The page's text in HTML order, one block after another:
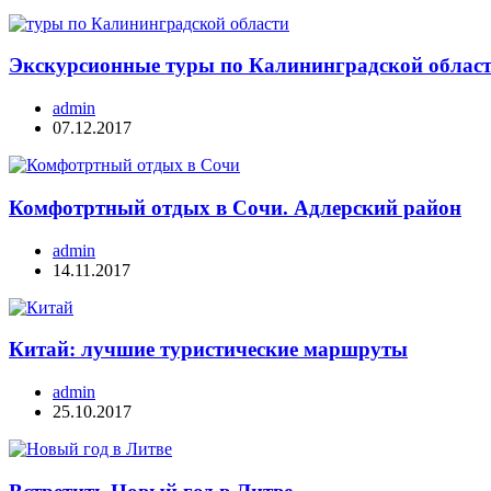
Экскурсионные туры по Калининградской
admin
07.12.2017
Комфотртный отдых в Сочи. Адлерский район
admin
14.11.2017
Китай: лучшие туристические маршруты
admin
25.10.2017